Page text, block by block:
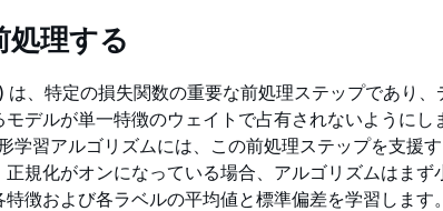
処理する
は、特定の損失関数の重要な前処理ステップであり、
デルが単一特徴のウェイトで占有されないようにし
学習アルゴリズムには、この前処理ステップを支援
規化がオンになっている場合、アルゴリズムはまず
徴および各ラベルの平均値と標準偏差を学習します